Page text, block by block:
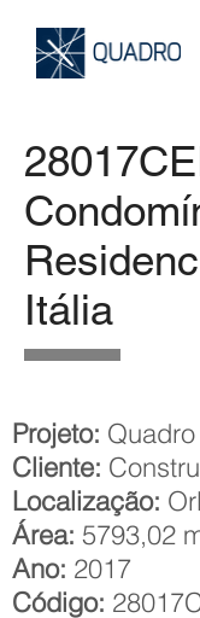
Itália
Projeto:
Cliente:
Localização:
Área: 5793,02
Ano: 2017
Código: